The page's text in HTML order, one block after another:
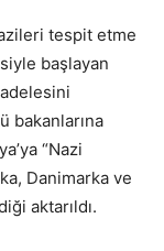
tespit etme
başlayan
bakanlarına
“Nazi
Danimarka ve
aktarıldı.